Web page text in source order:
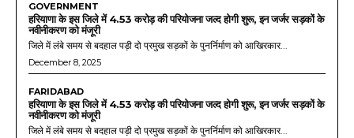
GOVERNMENT
हरियाणा के इस जिले में 4.53 करोड़ की परियोजना जल्द होगी शुरू, इन जर्जर सड़कों के
नवीनीकरण को मंजूरी
जिले में लंबे समय से बदहाल पड़ी दो प्रमुख सड़कों के पुनर्निर्माण को आखिरकार...
December 8, 2025
FARIDABAD
हरियाणा के इस जिले में 4.53 करोड़ की परियोजना जल्द होगी शुरू, इन जर्जर सड़कों के
नवीनीकरण को मंजूरी
जिले में लंबे समय से बदहाल पड़ी दो प्रमुख सड़कों के पुनर्निर्माण को आखिरकार...